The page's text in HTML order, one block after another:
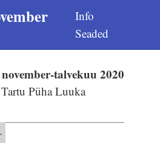
Info
Seaded
november-talvekuu 2020
Püha Luuka